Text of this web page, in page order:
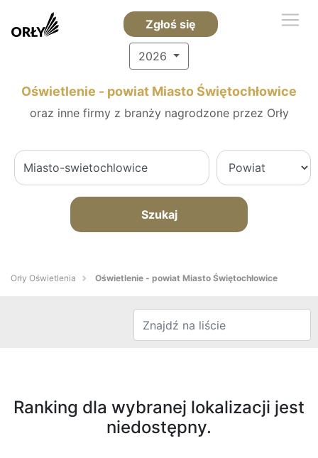
Zgłoś się
2026
Oświetlenie - powiat Miasto Świętochłowice
oraz inne firmy z branży nagrodzone przez Orły
Szukaj
Orły Oświetlenia Oświetlenie - powiat Miasto Świętochłowice
Ranking dla wybranej lokalizacji jest
niedostępny.